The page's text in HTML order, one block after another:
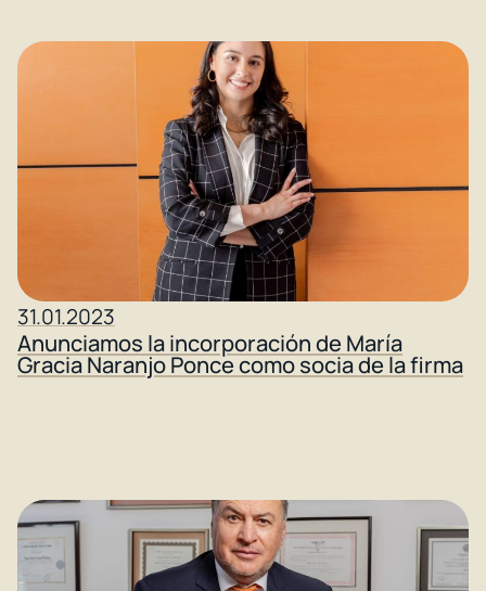
31.01.2023
Anunciamos la incorporación de María
Gracia Naranjo Ponce como socia de la firma